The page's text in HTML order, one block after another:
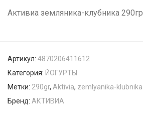
Активиа земляника-клубника 290гр
Артикул: 4870206411612
Категория: ЙОГУРТЫ
Метки: 290gr, Aktivia, zemlyanika-klubnika
Бренд: АКТИВИА